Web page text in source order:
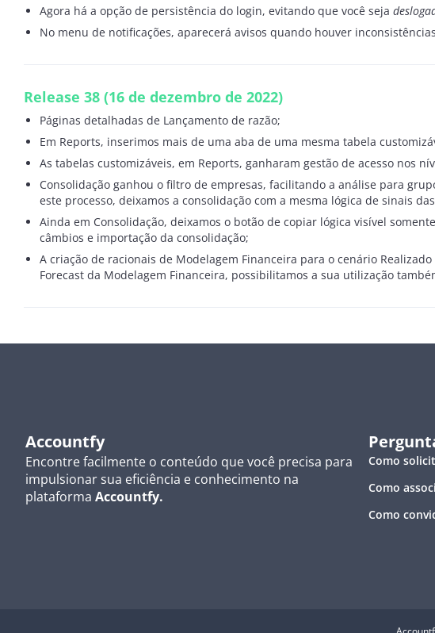
Agora há a opção de persistência do login, evitando que você seja
No menu de notificações, aparecerá avisos quando houver
Release 38 (16 de dezembro de 2022)
Páginas detalhadas de Lançamento de razão;
Em Reports, inserimos mais de uma aba de uma mesma tabela
As tabelas customizáveis, em Reports, ganharam gestão de acesso nos
Consolidação ganhou o filtro de empresas, facilitando a análise para
este processo, deixamos a consolidação com a mesma lógica de sinais
Ainda em Consolidação, deixamos o botão de copiar lógica visível
câmbios e importação da consolidação;
A criação de racionais de Modelagem Financeira para o cenário
Forecast da Modelagem Financeira, possibilitamos a sua utilização
Accountfy
Encontre facilmente o conteúdo que você precisa para
impulsionar sua eficiência e conhecimento na
plataforma Accountfy.
Como
Como
Como